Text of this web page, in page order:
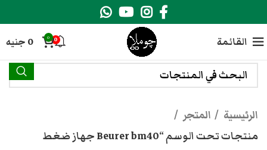
القائمة 0
0
0 جنيه
الرئيسية
المتجر
منتجات تحت الوسم “Beurer bm40 جهاز ضغط